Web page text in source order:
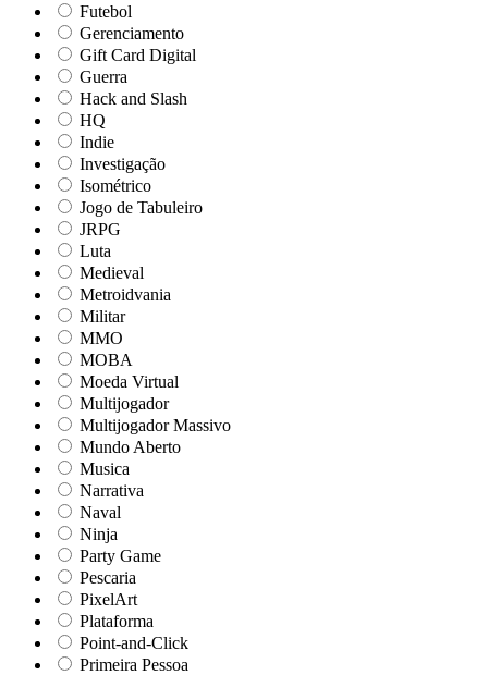
Futebol
Gerenciamento
Gift Card Digital
Guerra
Hack and Slash
HQ
Indie
Investigação
Isométrico
Jogo de Tabuleiro
JRPG
Luta
Medieval
Metroidvania
Militar
MMO
MOBA
Moeda Virtual
Multijogador
Multijogador Massivo
Mundo Aberto
Musica
Narrativa
Naval
Ninja
Party Game
Pescaria
PixelArt
Plataforma
Point-and-Click
Primeira Pessoa